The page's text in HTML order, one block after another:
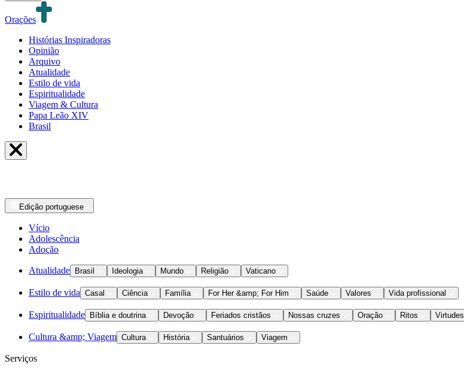
Orações
Histórias Inspiradoras
Opinião
Arquivo
Atualidade
Estilo de vida
Espiritualidade
Viagem & Cultura
Papa Leão XIV
Brasil
Edição portuguese
Vício
Adolescência
Adoção
Atualidade Brasil Ideologia Mundo Religião Vaticano
Estilo de vida Casal Ciência Família For Her &amp; For Him Saúde Valores Vida profissional
Espiritualidade Bíblia e doutrina Devoção Feriados cristãos Nossas cruzes Oração Ritos Virtudes
Cultura &amp; Viagem Cultura História Santuários Viagem
Serviços